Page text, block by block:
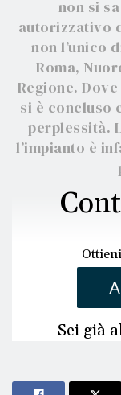
non si
autorizzativo
non l’unico
Roma,
Regione.
si è concluso
perplessità.
l’impianto è
Sei già